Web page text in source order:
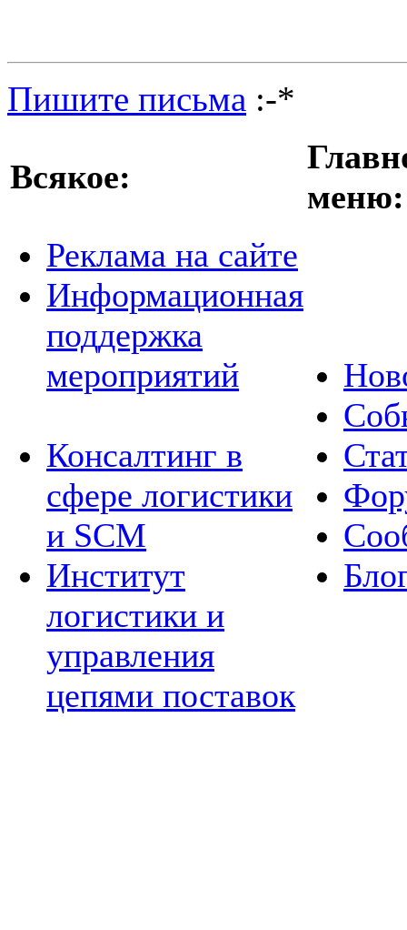
Пишите письма :-*
Всякое:
меню:
Реклама на сайте
Информационная
поддержка
мероприятий
Консалтинг в
сфере логистики
и SCM
Институт
логистики и
управления
цепями поставок